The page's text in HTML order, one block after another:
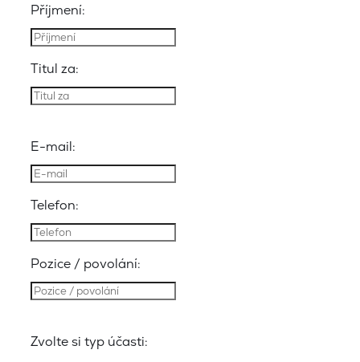
Příjmení:
Titul za:
E-mail:
Telefon:
Pozice / povolání:
Zvolte si typ účasti: